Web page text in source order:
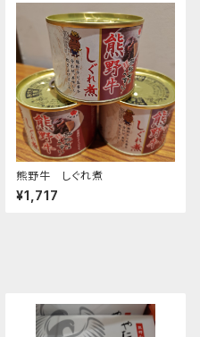
熊野牛 しぐれ煮
¥1,717